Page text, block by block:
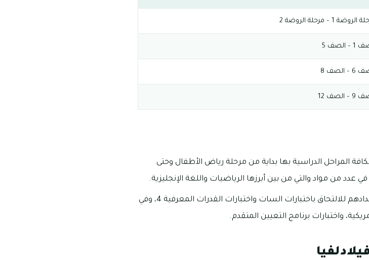
1 – مرحلة الروضة 2
– الصف 5
– الصف 8
الصف 12
المراحل الدراسية بها بداية من مرحلة رياض الأطفال وحتى
عدد من مواد والتي من بين أبرزها الرياضيات واللغة الإنجليزية.
يتم تقييم الطلاب ما بين الحين والآخر كما يتم إعدادهم للالتحاق باختبارات السات واختبارات القدرات المعرفية 4، وفي
واختبارات برنامج التعيين المتقدم.